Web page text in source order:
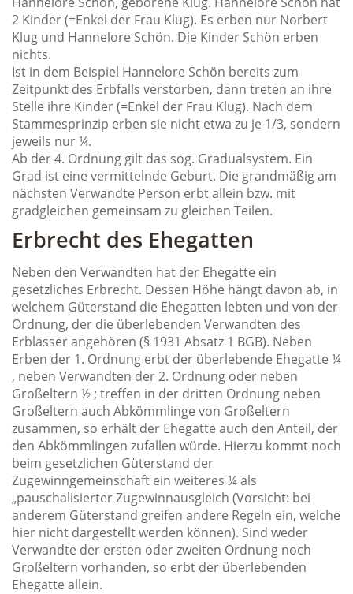
2 Kinder (=Enkel der Frau Klug). Es erben nur Norbert
Klug und Hannelore Schön. Die Kinder Schön erben
nichts.
Ist in dem Beispiel Hannelore Schön bereits zum
Zeitpunkt des Erbfalls verstorben, dann treten an ihre
Stelle ihre Kinder (=Enkel der Frau Klug). Nach dem
Stammesprinzip erben sie nicht etwa zu je 1/3, sondern
jeweils nur ¼.
Ab der 4. Ordnung gilt das sog. Gradualsystem. Ein
Grad ist eine vermittelnde Geburt. Die grandmäßig am
nächsten Verwandte Person erbt allein bzw. mit
gradgleichen gemeinsam zu gleichen Teilen.
Erbrecht des Ehegatten
Neben den Verwandten hat der Ehegatte ein
gesetzliches Erbrecht. Dessen Höhe hängt davon ab, in
welchem Güterstand die Ehegatten lebten und von der
Ordnung, der die überlebenden Verwandten des
Erblasser angehören (§ 1931 Absatz 1 BGB). Neben
Erben der 1. Ordnung erbt der überlebende Ehegatte ¼
, neben Verwandten der 2. Ordnung oder neben
Großeltern ½ ; treffen in der dritten Ordnung neben
Großeltern auch Abkömmlinge von Großeltern
zusammen, so erhält der Ehegatte auch den Anteil, der
den Abkömmlingen zufallen würde. Hierzu kommt noch
beim gesetzlichen Güterstand der
Zugewinngemeinschaft ein weiteres ¼ als
„pauschalisierter Zugewinnausgleich (Vorsicht: bei
anderem Güterstand greifen andere Regeln ein, welche
hier nicht dargestellt werden können). Sind weder
Verwandte der ersten oder zweiten Ordnung noch
Großeltern vorhanden, so erbt der überlebenden
Ehegatte allein.